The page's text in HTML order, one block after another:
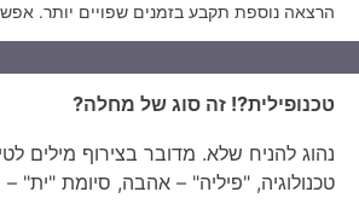
הרצאה נוספת תקבע בזמנים שפויים יותר.
טכנופילית?! זה סוג של מחלה?
נהוג להניח שלא. מדובר בצירוף מילים
טכנולוגיה, "פיליה" – אהבה, סיומת "ית"